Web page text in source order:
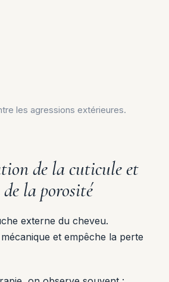
les agressions extérieures.
de la cuticule et
la porosité
externe du cheveu.
et empêche la perte